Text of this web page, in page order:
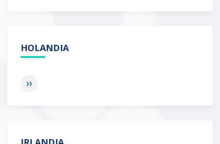
HOLANDIA